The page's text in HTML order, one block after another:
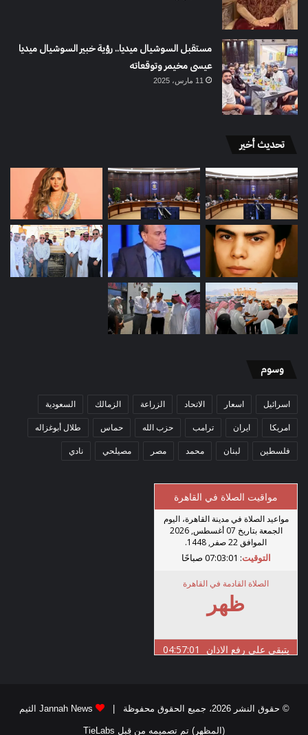
مستقبل السوشيال ميديا.. رؤية خبير السوشيال ميديا
عيسى مخيمر وتوقعاته
11 مارس، 2025
تحديث أخير
وسوم
اسرائيل اسعار الاتحاد الزراعة الزمالك السعودية
امريكا ايران ترامب حزب الله حماس طلال أبوغزاله
فلسطين لبنان محمد مصر مصيلحي نادي
© حقوق النشر 2026، جميع الحقوق محفوظة | Jannah News الثيم
(المظهر) تم تصميمه من قِبل TieLabs